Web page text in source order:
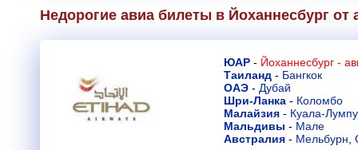
Недорогие авиа билеты в Йоханнесбург
ЮАР - Йоханнесбург -
Таиланд - Бангкок
ОАЭ - Дубай
Шри-Ланка - Коломбо
Малайзия - Куала-
Мальдивы - Мале
Австралия - Мельбурн